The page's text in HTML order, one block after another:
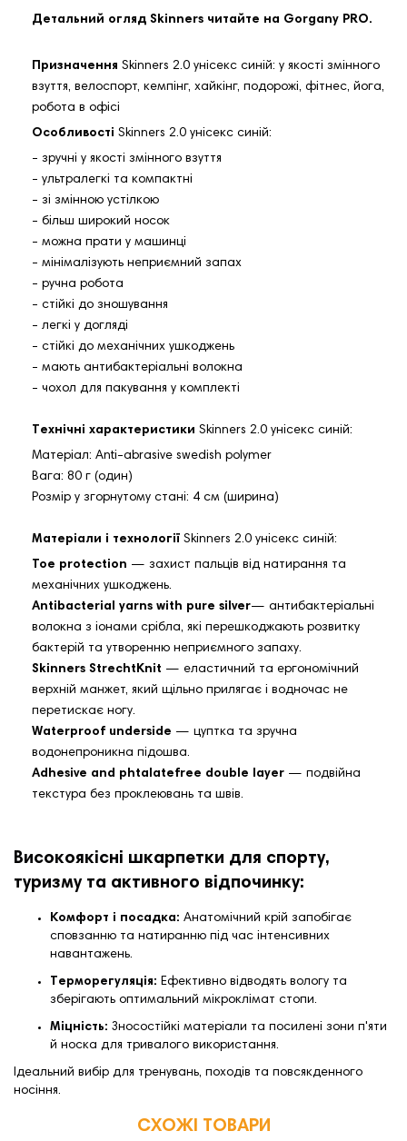
Детальний огляд Skinners читайте на Gorgany PRO.
Призначення Skinners 2.0 унісекс синій: у якості змінного
взуття, велоспорт, кемпінг, хайкінг, подорожі, фітнес, йога,
робота в офісі
Особливості Skinners 2.0 унісекс синій:
- зручні у якості змінного взуття
- ультралегкі та компактні
- зі змінною устілкою
- більш широкий носок
- можна прати у машинці
- мінімалізують неприємний запах
- ручна робота
- стійкі до зношування
- легкі у догляді
- стійкі до механічних ушкоджень
- мають антибактеріальні волокна
- чохол для пакування у комплекті
Технічні характеристики Skinners 2.0 унісекс синій:
Матеріал: Anti-abrasive swedish polymer
Вага: 80 г (один)
Розмір у згорнутому стані: 4 см (ширина)
Матеріали і технології Skinners 2.0 унісекс синій:
Toe protection — захист пальців від натирання та
механічних ушкоджень.
Antibacterial yarns with pure silver— антибактеріальні
волокна з іонами срібла, які перешкоджають розвитку
бактерій та утворенню неприємного запаху.
Skinners StrechtKnit — еластичний та ергономічний
верхній манжет, який щільно прилягає і водночас не
перетискає ногу.
Waterproof underside — цуптка та зручна
водонепроникна підошва.
Adhesive and phtalatefree double layer — подвійна
текстура без проклеювань та швів.
Високоякісні шкарпетки для спорту,
туризму та активного відпочинку:
Комфорт і посадка: Анатомічний крій запобігає
сповзанню та натиранню під час інтенсивних
навантажень.
Терморегуляція: Ефективно відводять вологу та
зберігають оптимальний мікроклімат стопи.
Міцність: Зносостійкі матеріали та посилені зони п'яти
й носка для тривалого використання.
Ідеальний вибір для тренувань, походів та повсякденного
носіння.
СХОЖІ ТОВАРИ